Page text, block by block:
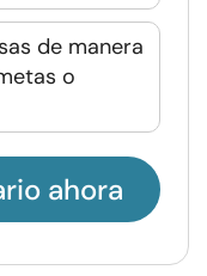
de manera
o
ahora